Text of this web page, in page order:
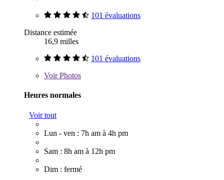
101 évaluations
Distance estimée
16,9 milles
101 évaluations
VoirPhotos
Heures normales
Voir tout
Lun - ven : 7h am à 4h pm
Sam : 8h am à 12h pm
Dim : fermé